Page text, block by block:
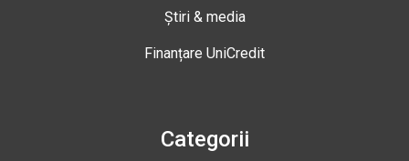
Știri & media
Finanțare UniCredit
Categorii